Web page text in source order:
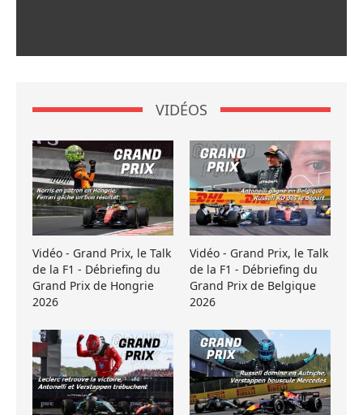
VIDÉOS
Vidéo - Grand Prix, le Talk
de la F1 - Débriefing du
Grand Prix de Hongrie
2026
Vidéo - Grand Prix, le Talk
de la F1 - Débriefing du
Grand Prix de Belgique
2026